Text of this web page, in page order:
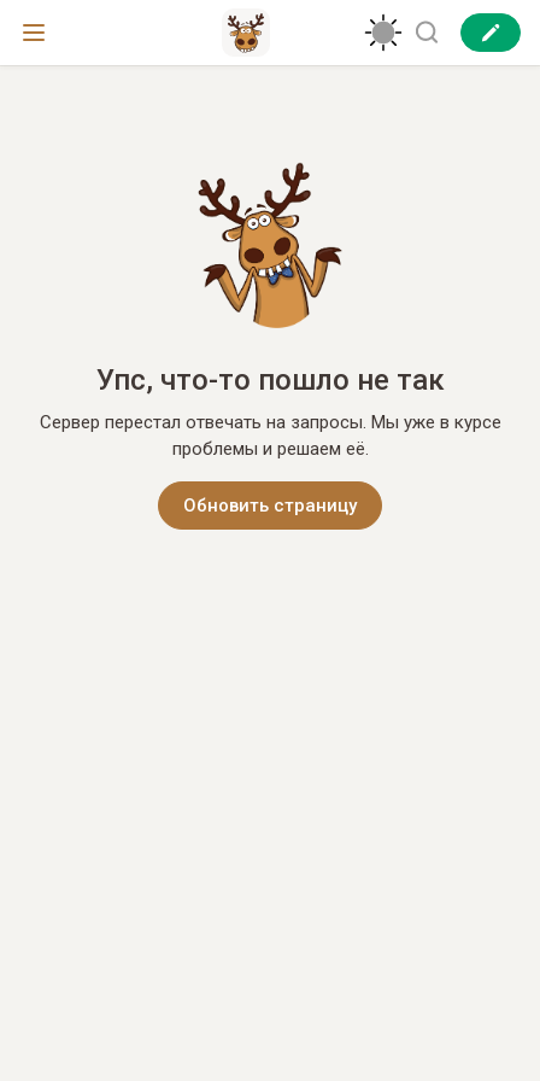
Упс, что-то пошло не так
Сервер перестал отвечать на запросы. Мы уже в курсе
проблемы и решаем её.
Обновить страницу